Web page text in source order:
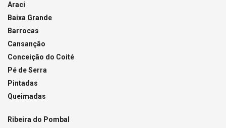
Araci
Baixa Grande
Barrocas
Cansanção
Conceição do Coité
Pé de Serra
Pintadas
Queimadas
Ribeira do Pombal